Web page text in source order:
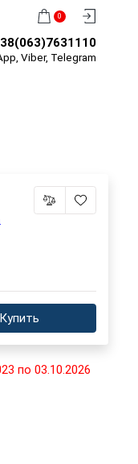
0
Viber, Telegram
Купить
по 03.10.2026